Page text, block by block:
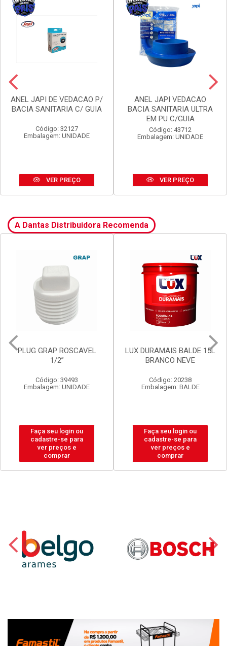
ANEL JAPI DE VEDACAO P/
BACIA SANITARIA C/ GUIA
Código: 32127
Embalagem: UNIDADE
VER PREÇO
ANEL JAPI VEDACAO
BACIA SANITARIA ULTRA
EM PU C/GUIA
Código: 43712
Embalagem: UNIDADE
VER PREÇO
A Dantas Distribuidora Recomenda
LUX DURAMAIS BALDE 15L
BRANCO NEVE
Código: 20238
Embalagem: BALDE
Faça seu login ou
cadastre-se para
ver preços e
comprar
VALVULA GRAP
P/LAVATORIO S/LADRAO
Código: 2920
Embalagem: UNIDADE
Faça seu login ou
cadastre-se para
ver preços e
comprar